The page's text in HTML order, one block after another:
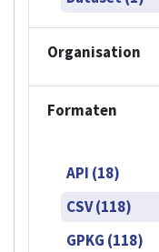
Organisation
Formaten
API (18)
CSV (118)
GPKG (118)